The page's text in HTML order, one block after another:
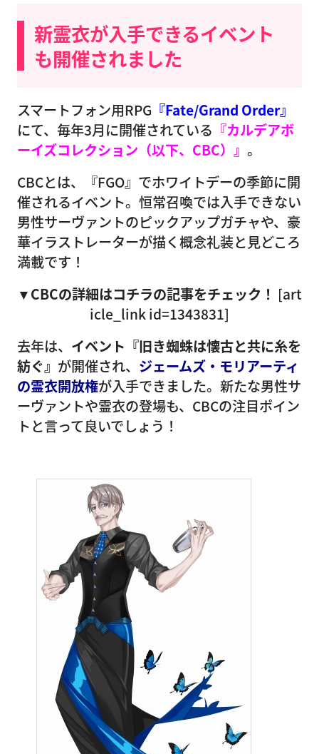
新霊衣が入手できるイベント
も開催されました
スマートフォン用RPG 『Fate/Grand Order』
にて、毎年3月に開催されている 『カルデアボ
ーイズコレクション（以下、CBC）』 。
CBCとは、『FGO』でホワイトデーの季節に開
催されるイベント。恒常召喚では入手できない
男性サーヴァントのピックアップガチャや、豪
華イラストレーターが描く概念礼装と見どころ
満載です！
▼CBCの詳細はコチラの記事をチェック！ [art
icle_link id=1343831]
去年は、 イベント『旧き蜘蛛は懐古と共に糸を
紡ぐ』 が開催され、 ジェームズ・モリアーティ
の霊衣開放権が入手できました。新たな男性サ
ーヴァントや霊衣の登場も、CBCの注目ポイン
トと言って良いでしょう！